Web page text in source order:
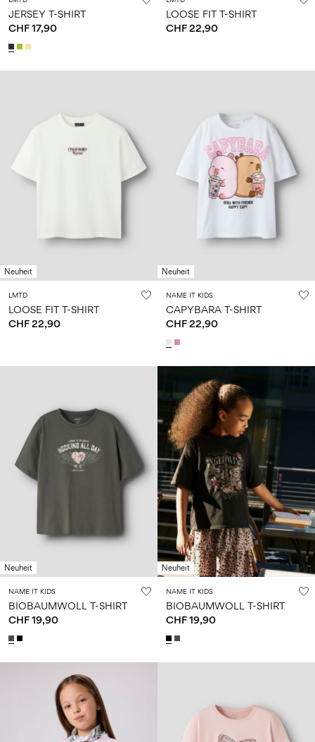
JERSEY T-SHIRT
CHF 17,90
LOOSE FIT T-SHIRT
CHF 22,90
Neuheit
LMTD
LOOSE FIT T-SHIRT
CHF 22,90
Neuheit
NAME IT KIDS
CAPYBARA T-SHIRT
CHF 22,90
Neuheit
NAME IT KIDS
BIOBAUMWOLL T-SHIRT
CHF 19,90
Neuheit
NAME IT KIDS
BIOBAUMWOLL T-SHIRT
CHF 19,90